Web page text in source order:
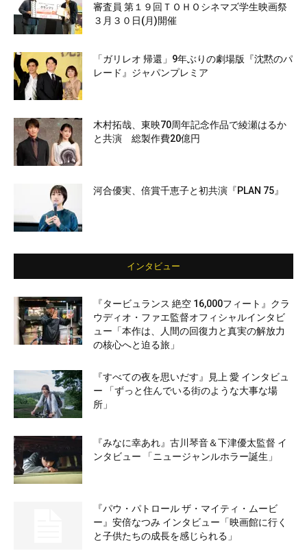
審査員 第１９回ＴＯＨＯシネマズ学生映画祭
３月３０日(月)開催
「ガリレオ 帰還」9年ぶりの劇場版『沈黙のパ
レード』ジャパンプレミア
木村拓哉、東映70周年記念作品で綾瀬はるか
と共演 総製作費20億円
河合優実、倍賞千恵子と初共演『PLAN 75』
インタビュー
『タービュランス 絶空 16,000フィート』クラ
ウディオ・ファエ監督オフィシャルインタビ
ュー「本作は、人間の回復力と真実の解放力
の核心へと迫る旅」
『すべての夜を思いだす』見上 愛 インタビュ
ー 「ずっと住んでいる街のような大事な場
所」
『みなに幸あれ』古川琴音＆下津優太監督 イ
ンタビュー 「ニュージャンルホラー誕生」
『パウ・パトロール ザ・マイティ・ムービ
ー』安倍なつみ インタビュー「映画館に行く
と子供たちの成長を感じられる」